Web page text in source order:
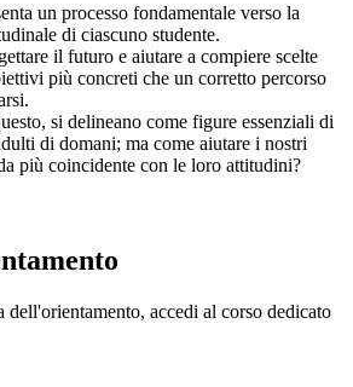
un processo fondamentale verso la
di ciascuno studente.
il futuro e aiutare a compiere scelte
più concreti che un corretto percorso
si delineano come figure essenziali di
di domani; ma come aiutare i nostri
più coincidente con le loro attitudini?
dell'orientamento, accedi al corso dedicato